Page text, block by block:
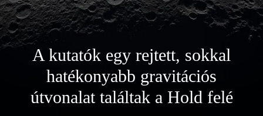
A kutatók egy rejtett, sokkal
hatékonyabb gravitációs
útvonalat találtak a Hold felé